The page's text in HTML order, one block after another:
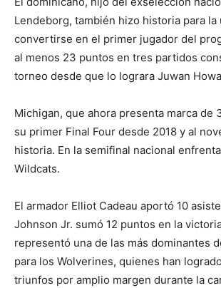
Lendeborg, también hizo historia para la
convertirse en el primer jugador del
al menos 23 puntos en tres partidos
torneo desde que lo lograra Juwan
Michigan, que ahora presenta marca de
su primer Final Four desde 2018 y al
historia. En la semifinal nacional
Wildcats.
El armador Elliot Cadeau aportó 10
Johnson Jr. sumó 12 puntos en la
representó una de las más dominantes
para los Wolverines, quienes han
triunfos por amplio margen durante la